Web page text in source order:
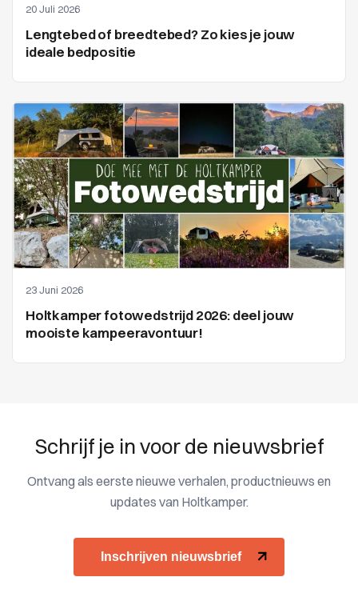
20 Juli 2026
Lengtebed of breedtebed? Zo kies je jouw
ideale bedpositie
23 Juni 2026
Holtkamper fotowedstrijd 2026: deel jouw
mooiste kampeeravontuur!
Schrijf je in voor de nieuwsbrief
Ontvang als eerste nieuwe verhalen, productnieuws en
updates van Holtkamper.
Inschrijven nieuwsbrief